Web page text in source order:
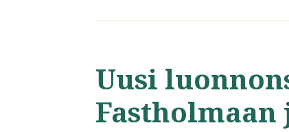
Uusi
Fastholmaan